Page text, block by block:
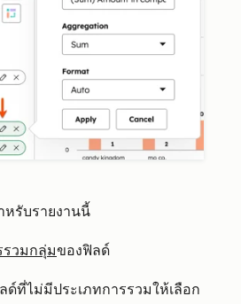
หรับรายงานนี้
รวมกลุ่มของฟิลด์
ด์ที่ไม่มีประเภทการรวมให้เลือก